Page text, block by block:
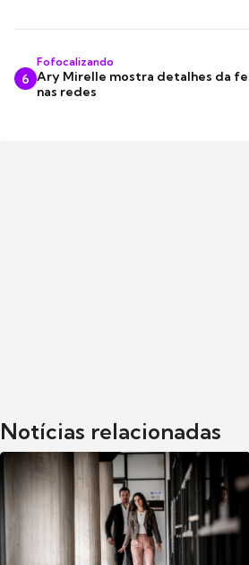
6
Fofocalizando
Ary Mirelle mostra detalhes da
nas redes
Notícias relacionadas